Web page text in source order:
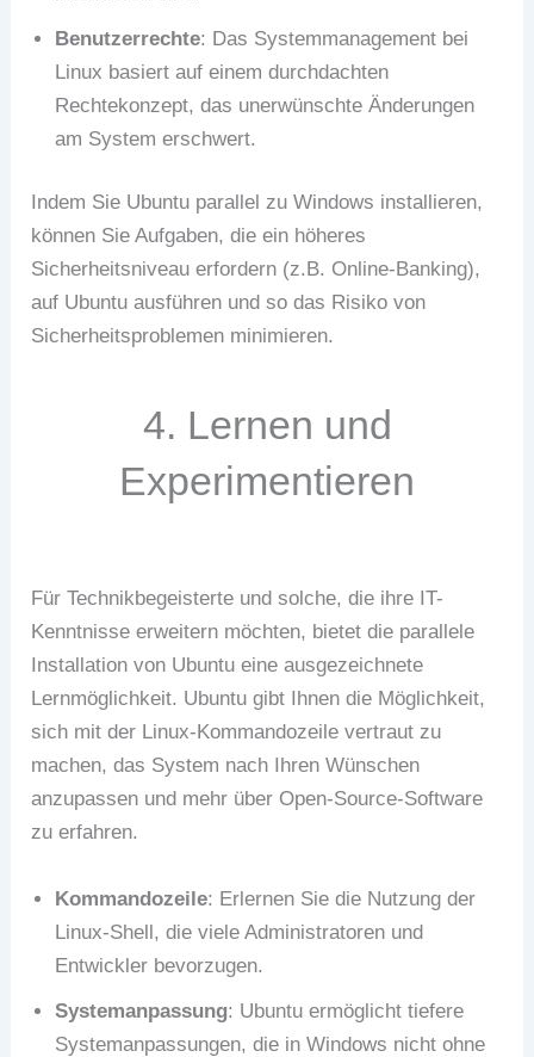
Benutzerrechte: Das Systemmanagement bei
Linux basiert auf einem durchdachten
Rechtekonzept, das unerwünschte Änderungen
am System erschwert.
Indem Sie Ubuntu parallel zu Windows installieren,
können Sie Aufgaben, die ein höheres
Sicherheitsniveau erfordern (z.B. Online-Banking),
auf Ubuntu ausführen und so das Risiko von
Sicherheitsproblemen minimieren.
4. Lernen und
Experimentieren
Für Technikbegeisterte und solche, die ihre IT-
Kenntnisse erweitern möchten, bietet die parallele
Installation von Ubuntu eine ausgezeichnete
Lernmöglichkeit. Ubuntu gibt Ihnen die Möglichkeit,
sich mit der Linux-Kommandozeile vertraut zu
machen, das System nach Ihren Wünschen
anzupassen und mehr über Open-Source-Software
zu erfahren.
Kommandozeile: Erlernen Sie die Nutzung der
Linux-Shell, die viele Administratoren und
Entwickler bevorzugen.
Systemanpassung: Ubuntu ermöglicht tiefere
Systemanpassungen, die in Windows nicht ohne